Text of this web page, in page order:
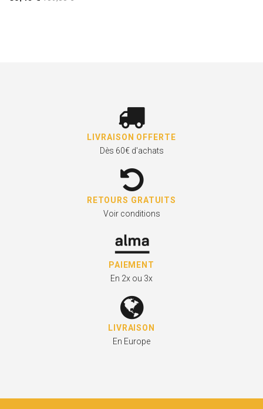
LIVRAISON OFFERTE
Dès 60€ d'achats
RETOURS GRATUITS
Voir conditions
PAIEMENT
En 2x ou 3x
LIVRAISON
En Europe